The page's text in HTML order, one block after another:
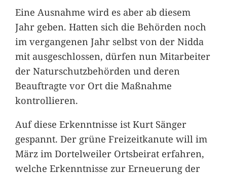
Eine Ausnahme wird es aber ab diesem
Jahr geben. Hatten sich die Behörden noch
im vergangenen Jahr selbst von der Nidda
mit ausgeschlossen, dürfen nun Mitarbeiter
der Naturschutzbehörden und deren
Beauftragte vor Ort die Maßnahme
kontrollieren.
Auf diese Erkenntnisse ist Kurt Sänger
gespannt. Der grüne Freizeitkanute will im
März im Dortelweiler Ortsbeirat erfahren,
welche Erkenntnisse zur Erneuerung der